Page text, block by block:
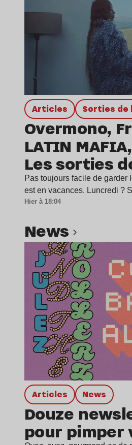
Articles Sorties
Overmono,
LATIN
Les sorties
Pas toujours facile de garder
est en vacances. Luncredi ?
Hier à 18:04
news
Articles news
Douze
pour pimper